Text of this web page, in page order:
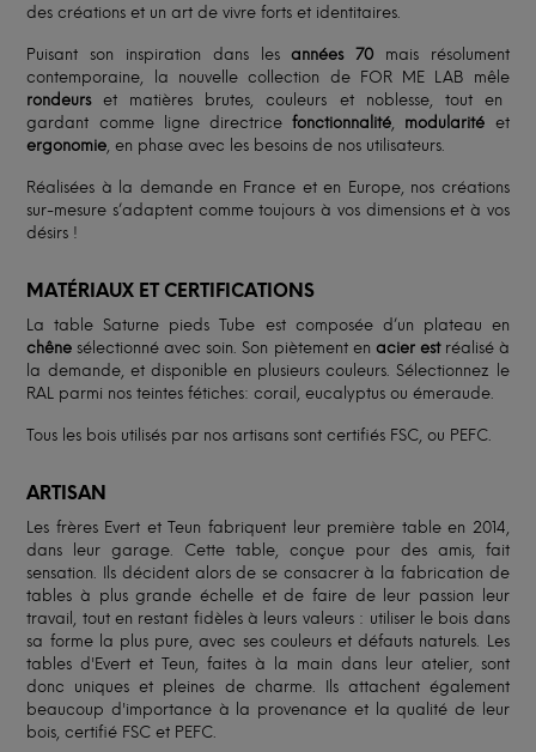
des créations et un art de vivre forts et identitaires.
Puisant son inspiration dans lesannées 70 mais résolument
contemporaine, la nouvelle collection de FOR ME LAB mêle
rondeurset matières brutes, couleurs et noblesse, tout en
gardant comme ligne directricefonctionnalité modularité et
ergonomie , en phase avec les besoins de nos utilisateurs.
Réalisées à la demande en France et en Europe, nos créations
sur-mesure s’adaptent comme toujours à vos dimensions et à vos
désirs !
MATÉRIAUX ET CERTIFICATIONS
La table Saturne pieds Tube est composée d’un plateau en
chêne sélectionné avec soin. Son piètement en acier estréalisé à
la demande, et disponible en plusieurs couleurs. Sélectionnez le
RAL parmi nos teintes fétiches: corail, eucalyptus ou émeraude.
Tous les bois utilisés par nos artisans sont certifiés FSC, ou PEFC.
ARTISAN
Les frères Evert et Teun fabriquent leur première table en 2014,
dans leur garage. Cette table, conçue pour des amis, fait
sensation. Ils décident alors de se consacrer à la fabrication de
tables à plus grande échelle et de faire de leur passion leur
travail, tout en restant fidèles à leurs valeurs : utiliser le bois dans
sa forme la plus pure, avec ses couleurs et défauts naturels. Les
tables d'Evert et Teun, faites à la main dans leur atelier, sont
donc uniques et pleines de charme. Ils attachent également
beaucoup d'importance à la provenance et la qualité de leur
bois, certifié FSC et PEFC.